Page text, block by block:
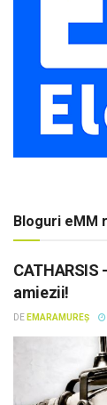
Bloguri eMM
amiezii!
DE EMARAMUREȘ